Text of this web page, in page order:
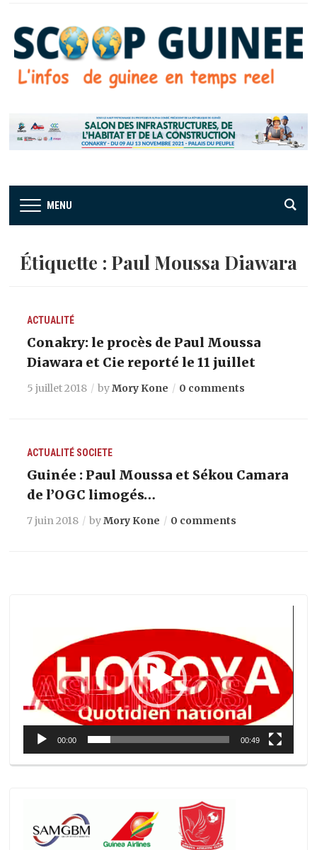
MENU
Étiquette : Paul Moussa Diawara
ACTUALITÉ
Conakry: le procès de Paul Moussa
Diawara et Cie reporté le 11 juillet
5 juillet 2018 byMory Kone 0 comments
ACTUALITÉ SOCIETE
Guinée : Paul Moussa et Sékou Camara
de l’OGC limogés…
7 juin 2018 byMory Kone 0 comments
00:00 00:49